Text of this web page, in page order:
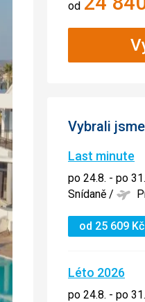
od
Vybrali
Last minute
po 24.8. - po
Snídaně /
od 25 609 Kč
Léto 2026
po 24.8. - po